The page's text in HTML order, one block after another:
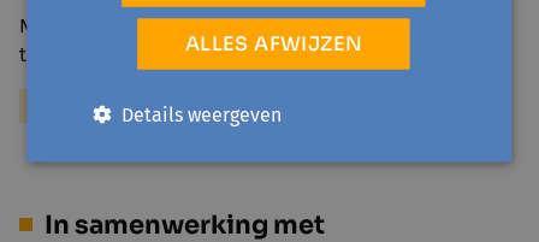
Na een carrière in de IT-Sales bij verschillende
toonaangevende soft- en hardware fabrikanten heb…
Meer over Dirk Nys
In samenwerking met
ALLES AFWIJZEN
Details weergeven